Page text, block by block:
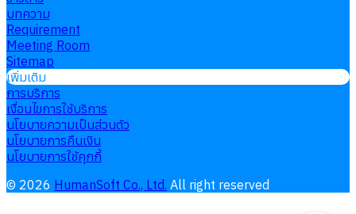
บทความ
Requirement
Meeting Room
Sitemap
เพิ่มเติม
การบริการ
เงื่อนไขการใช้บริการ
นโยบายความเป็นส่วนตัว
นโยบายการคืนเงิน
นโยบายการใช้คุกกี้
© 2026 HumanSoft Co., Ltd. All right reserved